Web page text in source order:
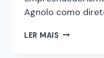
Agnolo como
LER MAIS